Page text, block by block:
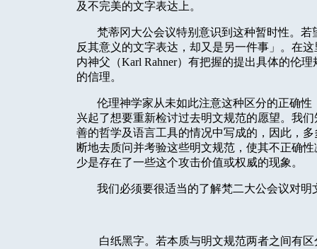
及不完美的文字表达上。
梵蒂冈大公会议特别意识到这种暂时性。
反其意义的文字表达，却又是另一件事」。在
内神父（Karl Rahner）有把握的提出具体的伦
的信理。
伦理神学家从未如此注意这种区分的正确
兴起了想要重新检讨过去明文规范的愿望。我
善的哲学及语言工具的情况中写成的，因此，
断地去质问并考验这些明文规范，使其不正确
少是存在了一些这个攻击价值或权威的现象。
我们必须要很适当的了解梵二大公会议对
白纸黑字。若本质与明文规范两者之间有